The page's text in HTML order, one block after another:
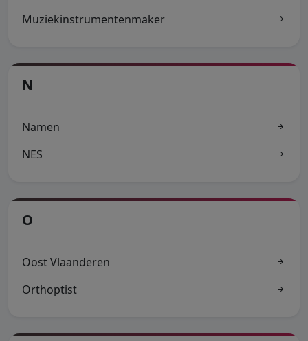
Muziekinstrumentenmaker
N
Namen
NES
O
Oost Vlaanderen
Orthoptist